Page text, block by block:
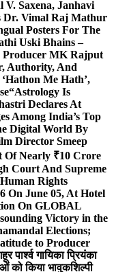
V. Saxena, Janhavi
Dr. Vimal Raj Mathur
Posters For The
Uski Bhains –
Producer MK Rajput
Authority, And
Me Hath’,
“Astrology Is
Declares At
Among India’s Top
Digital World By
Director Smeep
Of Nearly ₹10 Crore
Court And Supreme
Rights
On June 05, At Hotel
On GLOBAL
Victory in the
Elections;
to Producer
पार्श्व गायिका प्रियंका
को किया भावुकशिल्पी